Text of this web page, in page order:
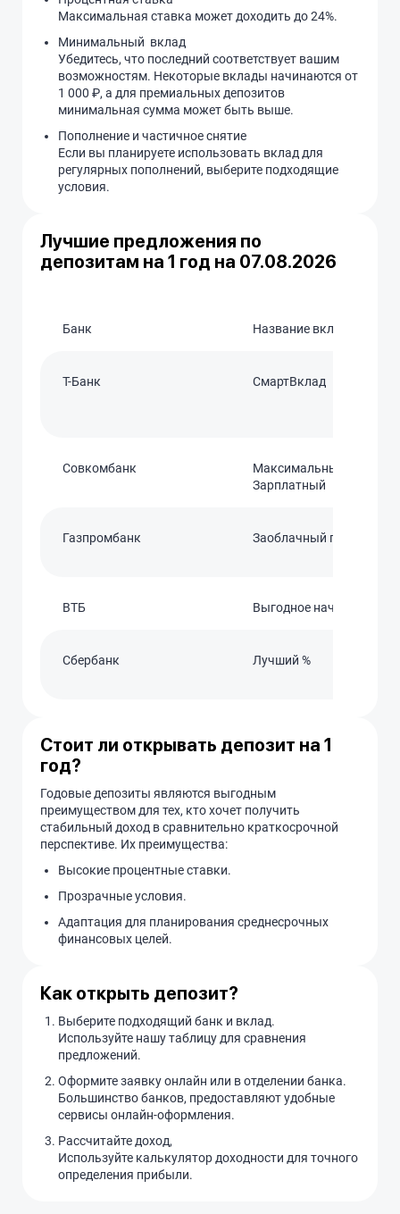
Максимальная ставка может доходить до 24%.
Минимальный вклад
Убедитесь, что последний соответствует вашим
возможностям. Некоторые вклады начинаются от
1 000 ₽, а для премиальных депозитов
минимальная сумма может быть выше.
Пополнение и частичное снятие
Если вы планируете использовать вклад для
регулярных пополнений, выберите подходящие
условия.
Лучшие предложения по
депозитам на 1 год на 07.08.2026
Банк Название вклада
T-Банк СмартВклад
Совкомбанк
Максимальный доход
Зарплатный
Газпромбанк Заоблачный процент
ВТБ Выгодное начало
Сбербанк Лучший %
Стоит ли открывать депозит на 1
год?
Годовые депозиты являются выгодным
преимуществом для тех, кто хочет получить
стабильный доход в сравнительно краткосрочной
перспективе. Их преимущества:
Высокие процентные ставки.
Прозрачные условия.
Адаптация для планирования среднесрочных
финансовых целей.
Как открыть депозит?
Выберите подходящий банк и вклад.
Используйте нашу таблицу для сравнения
предложений.
Оформите заявку онлайн или в отделении банка.
Большинство банков, предоставляют удобные
сервисы онлайн-оформления.
Рассчитайте доход,
Используйте калькулятор доходности для точного
определения прибыли.